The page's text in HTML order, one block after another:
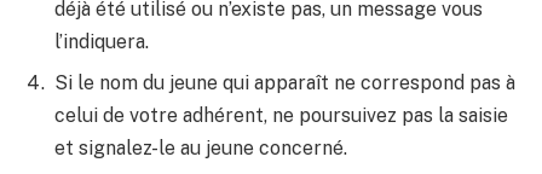
déjà été utilisé ou n’existe pas, un message vous
l’indiquera.
Si le nom du jeune qui apparaît ne correspond pas à
celui de votre adhérent, ne poursuivez pas la saisie
et signalez-le au jeune concerné.